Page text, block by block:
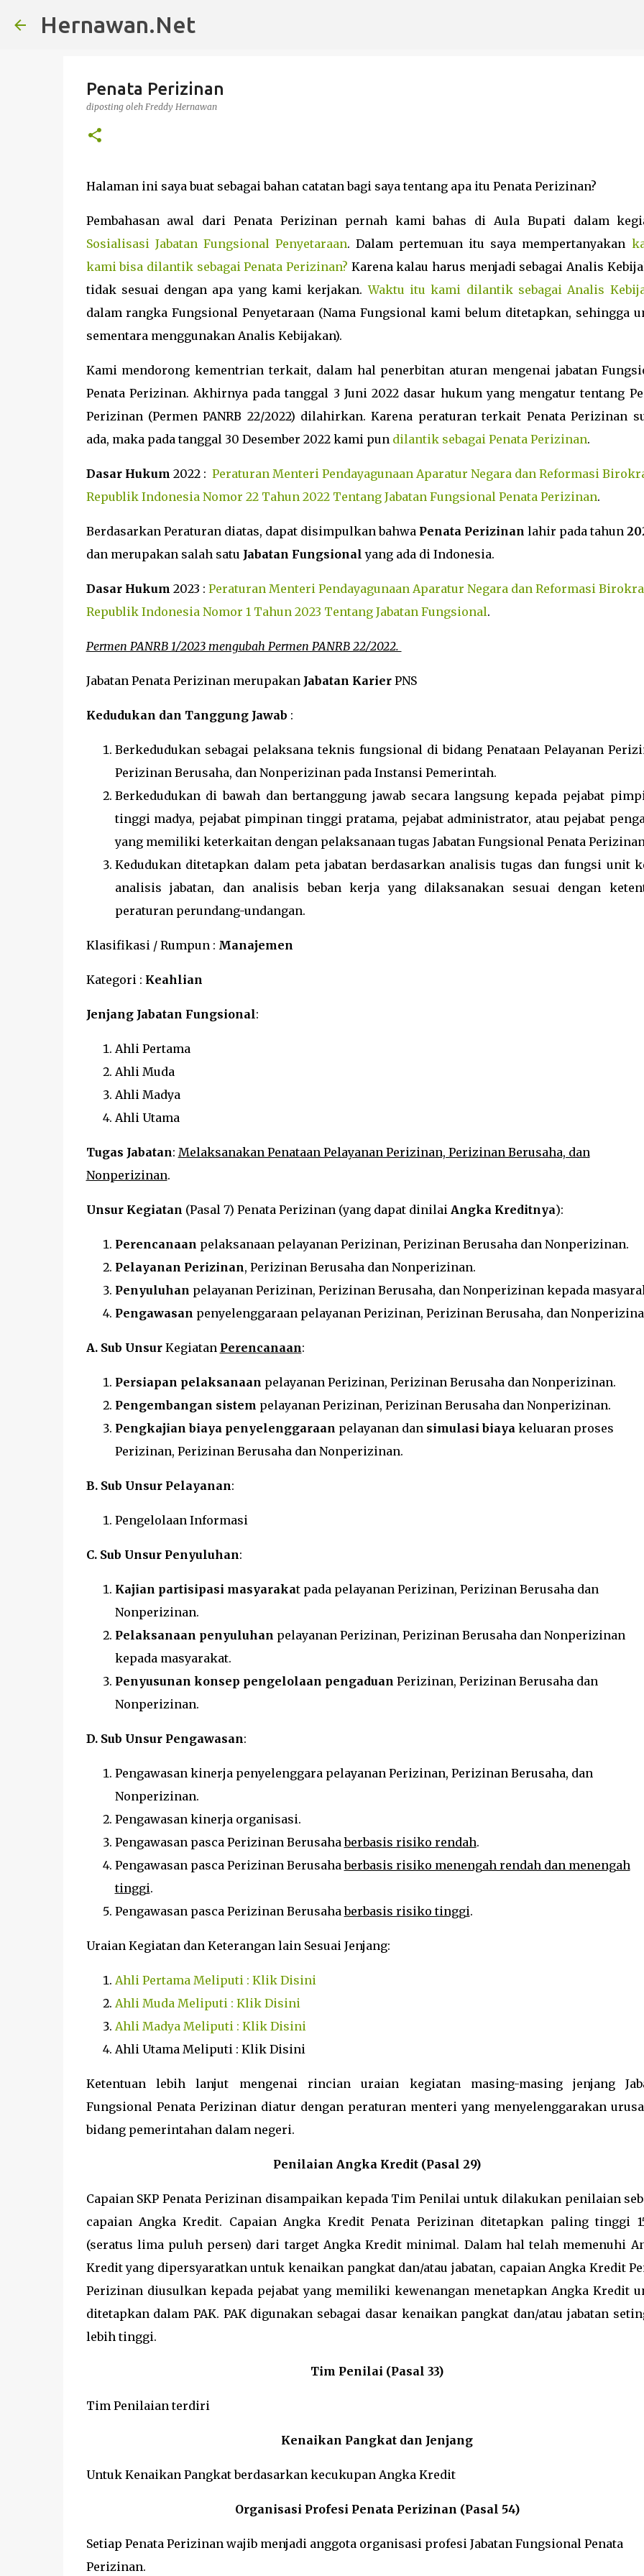
Hernawan.Net
Penata Perizinan
diposting oleh Freddy Hernawan
Halaman ini saya buat sebagai bahan catatan bagi saya tentang apa itu Penata Perizinan?
Pembahasan awal dari Penata Perizinan pernah kami bahas di Aula Bupati dalam
Sosialisasi Jabatan Fungsional Penyetaraan. Dalam pertemuan itu saya mempertanyakan
kami bisa dilantik sebagai Penata Perizinan? Karena kalau harus menjadi sebagai Analis
tidak sesuai dengan apa yang kami kerjakan.Waktu itu kami dilantik sebagai Analis
dalam rangka Fungsional Penyetaraan (Nama Fungsional kami belum ditetapkan, sehingga
sementara menggunakan Analis Kebijakan).
Kami mendorong kementrian terkait, dalam hal penerbitan aturan mengenai jabatan
Penata Perizinan. Akhirnya pada tanggal 3 Juni 2022 dasar hukum yang mengatur tentang
Perizinan (Permen PANRB 22/2022) dilahirkan. Karena peraturan terkait Penata Perizinan
ada, maka pada tanggal 30 Desember 2022 kami pun dilantik sebagai Penata Perizinan.
Dasar Hukum 2022 : Peraturan Menteri Pendayagunaan Aparatur Negara dan Reformasi
Republik Indonesia Nomor 22 Tahun 2022 Tentang Jabatan Fungsional Penata Perizinan.
Berdasarkan Peraturan diatas, dapat disimpulkan bahwa Penata Perizinan lahir pada tahun
dan merupakan salah satu Jabatan Fungsional yang ada di Indonesia.
Dasar Hukum 2023 : Peraturan Menteri Pendayagunaan Aparatur Negara dan Reformasi
Republik Indonesia Nomor 1 Tahun 2023 Tentang Jabatan Fungsional.
Permen PANRB 1/2023 mengubah Permen PANRB 22/2022.
Jabatan Penata Perizinan merupakan Jabatan KarierPNS
Kedudukan dan Tanggung Jawab :
Berkedudukan sebagai pelaksana teknis fungsional di bidang Penataan Pelayanan
Perizinan Berusaha, dan Nonperizinan pada Instansi Pemerintah.
Berkedudukan di bawah dan bertanggung jawab secara langsung kepada pejabat
tinggi madya, pejabat pimpinan tinggi pratama, pejabat administrator, atau pejabat
yang memiliki keterkaitan dengan pelaksanaan tugas Jabatan Fungsional Penata
Kedudukan ditetapkan dalam peta jabatan berdasarkan analisis tugas dan fungsi unit
analisis jabatan, dan analisis beban kerja yang dilaksanakan sesuai dengan
peraturan perundang-undangan.
Klasifikasi / Rumpun : Manajemen
Kategori : Keahlian
Jenjang Jabatan Fungsional:
Ahli Pertama
Ahli Muda
Ahli Madya
Ahli Utama
Tugas Jabatan: Melaksanakan Penataan Pelayanan Perizinan, Perizinan Berusaha, dan
Nonperizinan.
Unsur Kegiatan (Pasal 7) Penata Perizinan (yang dapat dinilai Angka Kreditnya):
Perencanaan pelaksanaan pelayanan Perizinan, Perizinan Berusaha dan Nonperizinan.
Pelayanan Perizinan, Perizinan Berusaha dan Nonperizinan.
Penyuluhan pelayanan Perizinan, Perizinan Berusaha, dan Nonperizinan kepada
Pengawasan penyelenggaraan pelayanan Perizinan, Perizinan Berusaha, dan
A. Sub UnsurKegiatan Perencanaan:
Persiapan pelaksanaan pelayanan Perizinan, Perizinan Berusaha dan Nonperizinan.
Pengembangan sistem pelayanan Perizinan, Perizinan Berusaha dan Nonperizinan.
Pengkajian biaya penyelenggaraan pelayanan dan simulasi biayakeluaran proses
Perizinan, Perizinan Berusaha dan Nonperizinan.
B. Sub Unsur Pelayanan:
Pengelolaan Informasi
C. Sub Unsur Penyuluhan:
Kajian partisipasi masyarakat pada pelayanan Perizinan, Perizinan Berusaha dan
Nonperizinan.
Pelaksanaan penyuluhan pelayanan Perizinan, Perizinan Berusaha dan Nonperizinan
kepada masyarakat.
Penyusunan konsep pengelolaan pengaduan Perizinan, Perizinan Berusaha dan
Nonperizinan.
D. Sub Unsur Pengawasan:
Pengawasan kinerja penyelenggara pelayanan Perizinan, Perizinan Berusaha, dan
Nonperizinan.
Pengawasan kinerja organisasi.
Pengawasan pasca Perizinan Berusahaberbasis risiko rendah.
Pengawasan pasca Perizinan Berusahaberbasis risiko menengah rendah dan menengah
tinggi.
Pengawasan pasca Perizinan Berusahaberbasis risiko tinggi.
Uraian Kegiatan dan Keterangan lain Sesuai Jenjang:
Ahli Pertama Meliputi : Klik Disini
Ahli Muda Meliputi : Klik Disini
Ahli Madya Meliputi : Klik Disini
Ahli Utama Meliputi : Klik Disini
Ketentuan lebih lanjut mengenai rincian uraian kegiatan masing-masing jenjang
Fungsional Penata Perizinan diatur dengan peraturan menteri yang menyelenggarakan
bidang pemerintahan dalam negeri.
Penilaian Angka Kredit (Pasal 29)
Capaian SKP Penata Perizinan disampaikan kepada Tim Penilai untuk dilakukan penilaian
capaian Angka Kredit. Capaian Angka Kredit Penata Perizinan ditetapkan paling tinggi
(seratus lima puluh persen) dari target Angka Kredit minimal. Dalam hal telah memenuhi
Kredit yang dipersyaratkan untuk kenaikan pangkat dan/atau jabatan, capaian Angka Kredit
Perizinan diusulkan kepada pejabat yang memiliki kewenangan menetapkan Angka Kredit
ditetapkan dalam PAK. PAK digunakan sebagai dasar kenaikan pangkat dan/atau jabatan
lebih tinggi.
Tim Penilai (Pasal 33)
Tim Penilaian terdiri
Kenaikan Pangkat dan Jenjang
Untuk Kenaikan Pangkat berdasarkan kecukupan Angka Kredit
Organisasi Profesi Penata Perizinan (Pasal 54)
Setiap Penata Perizinan wajib menjadi anggota organisasi profesi Jabatan Fungsional Penata
Perizinan.